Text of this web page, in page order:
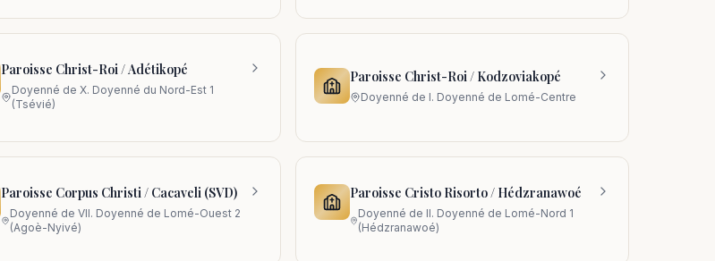
Paroisse Christ-Roi / Adétikopé
Doyenné de X. Doyenné du Nord-Est 1
(Tsévié)
Paroisse Christ-Roi / Kodzoviakopé
Doyenné de I. Doyenné de Lomé-Centre
Paroisse Corpus Christi / Cacaveli (SVD)
Doyenné de VII. Doyenné de Lomé-Ouest 2
(Agoè-Nyivé)
Paroisse Cristo Risorto / Hédzranawoé
Doyenné de II. Doyenné de Lomé-Nord 1
(Hédzranawoé)